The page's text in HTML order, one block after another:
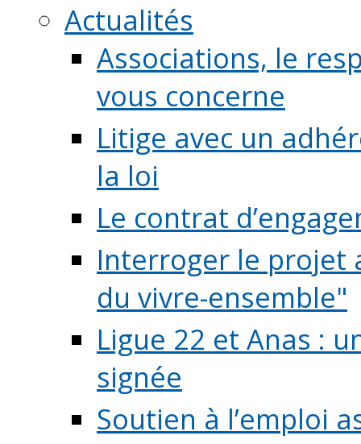
Actualités
Associations, le
vous concerne
Litige avec un
la loi
Le contrat
Interroger le projet
du vivre-ensemble"
Ligue 22 et Anas :
signée
Soutien à l’emploi